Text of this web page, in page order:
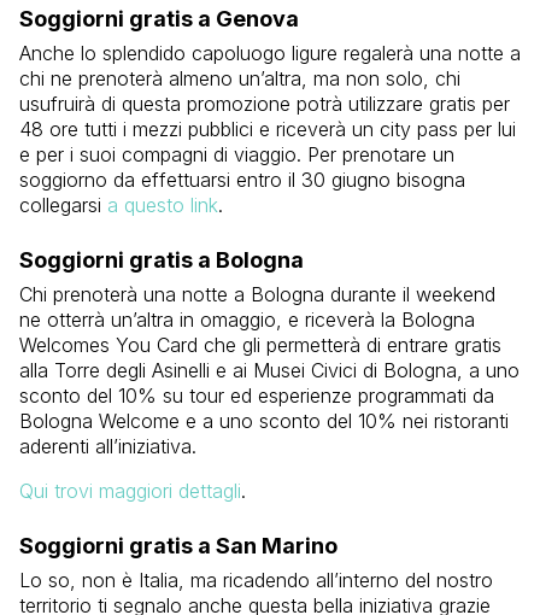
Soggiorni gratis a Genova
Anche lo splendido capoluogo ligure regalerà una notte a
chi ne prenoterà almeno un’altra, ma non solo, chi
usufruirà di questa promozione potrà utilizzare gratis per
48 ore tutti i mezzi pubblici e riceverà un city pass per lui
e per i suoi compagni di viaggio. Per prenotare un
soggiorno da effettuarsi entro il 30 giugno bisogna
collegarsi a questo link.
Soggiorni gratis a Bologna
Chi prenoterà una notte a Bologna durante il weekend
ne otterrà un’altra in omaggio, e riceverà la Bologna
Welcomes You Card che gli permetterà di entrare gratis
alla Torre degli Asinelli e ai Musei Civici di Bologna, a uno
sconto del 10% su tour ed esperienze programmati da
Bologna Welcome e a uno sconto del 10% nei ristoranti
aderenti all’iniziativa.
Qui trovi maggiori dettagli.
Soggiorni gratis a San Marino
Lo so, non è Italia, ma ricadendo all’interno del nostro
territorio ti segnalo anche questa bella iniziativa grazie